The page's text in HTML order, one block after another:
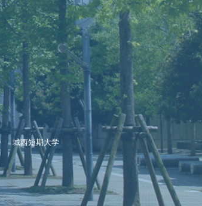
城西短期大学